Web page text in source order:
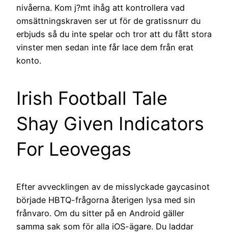
nivåerna. Kom j?mt ihåg att kontrollera vad
omsättningskraven ser ut för de gratissnurr du
erbjuds så du inte spelar och tror att du fått stora
vinster men sedan inte får lace dem från erat
konto.
Irish Football Tale
Shay Given Indicators
For Leovegas
Efter avvecklingen av de misslyckade gaycasinot
började HBTQ-frågorna återigen lysa med sin
frånvaro. Om du sitter på en Android gäller
samma sak som för alla iOS-ägare. Du laddar